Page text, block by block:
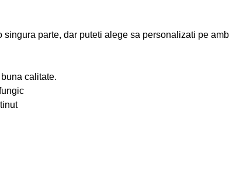
singura parte, dar puteti alege sa personalizati pe
calitate.